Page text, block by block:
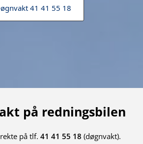
41 41 55 18
på redningsbilen
på tlf. 41 41 55 18 (døgnvakt).